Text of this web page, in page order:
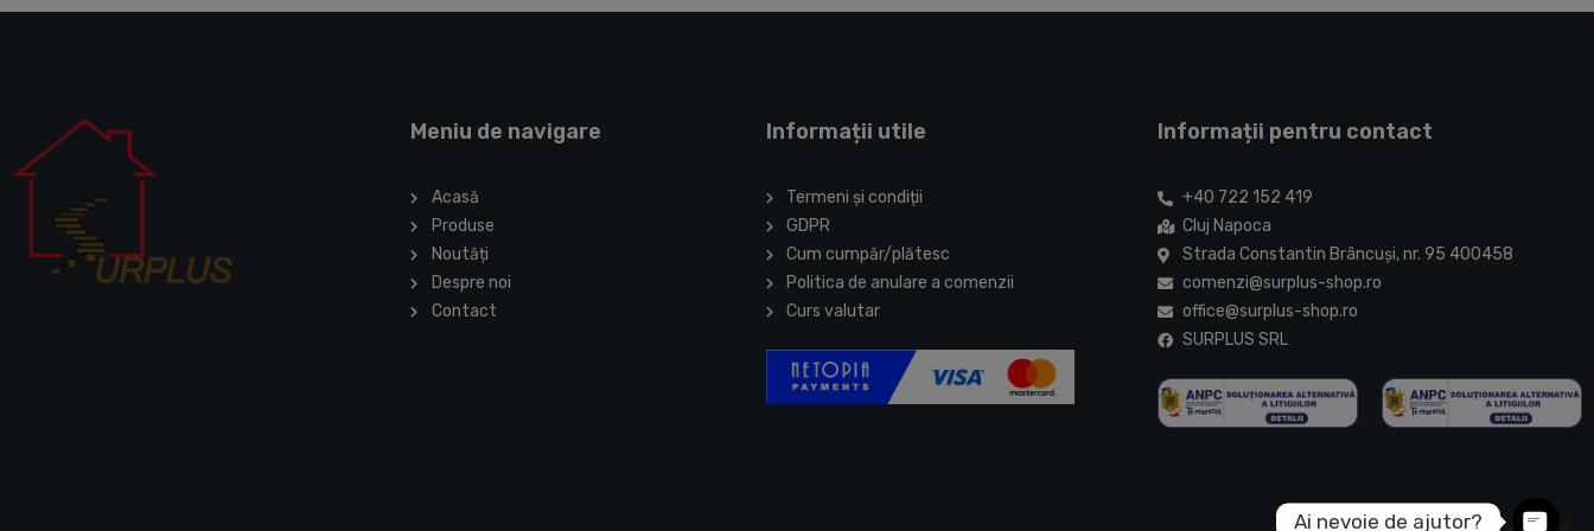
Meniu de navigare
Acasă
Produse
Noutăți
Despre noi
Contact
Informații utile
Termeni și condiții
GDPR
Cum cumpăr/plătesc
Politica de anulare a comenzii
Curs valutar
Informații pentru contact
+40 722 152 419
Cluj Napoca
Strada Constantin Brâncuşi, nr. 95 400458
comenzi@surplus-shop.ro
office@surplus-shop.ro
SURPLUS SRL
Ai nevoie de ajutor?